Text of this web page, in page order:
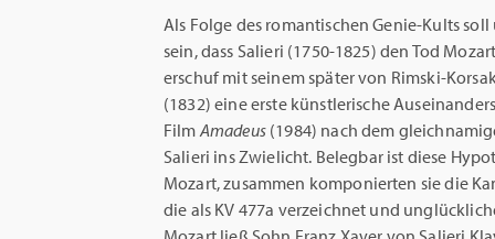
Als Folge des romantischen Genie-Kults
sein, dass Salieri (1750-1825) den Tod
erschuf mit seinem später von Rimski-
(1832) eine erste künstlerische
FilmAmadeus(1984) nach dem
Salieri ins Zwielicht. Belegbar ist diese
Mozart, zusammen komponierten sie die
die als KV 477a verzeichnet und